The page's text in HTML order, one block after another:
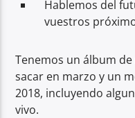
Hablemos del
vuestros
Tenemos un álbum
sacar en marzo y un
2018, incluyendo
vivo.